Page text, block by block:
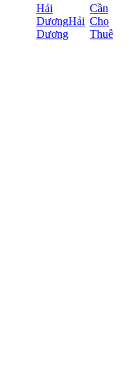
Hải
DươngHải
Dương
Cần
Cho
Thuê